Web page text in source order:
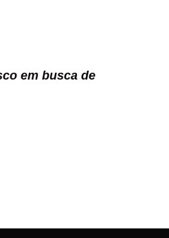
em busca de